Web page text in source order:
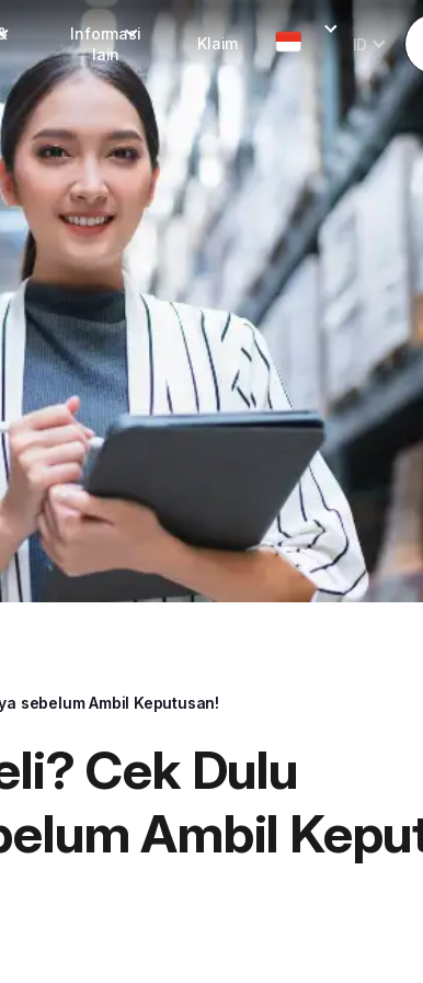
terbaru
Informasi
lain
Dangerous Goods
Karantina
FAQ
Tentang kami
Karir
Klaim
Indonesia
Malaysia
ID
sebelum Ambil Keputusan!
Cek Dulu
Ambil